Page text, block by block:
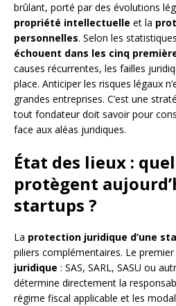
brûlant, porté par des évolutions
propriété intellectuelle et la
personnelles. Selon les
échouent dans les cinq
causes récurrentes, les failles
place. Anticiper les risques légaux
grandes entreprises. C’est une
tout fondateur doit savoir pour
face aux aléas juridiques.
État des lieux :
protègent
startups ?
La protection juridique d’une
piliers complémentaires. Le
juridique : SAS, SARL, SASU ou
détermine directement la
régime fiscal applicable et les